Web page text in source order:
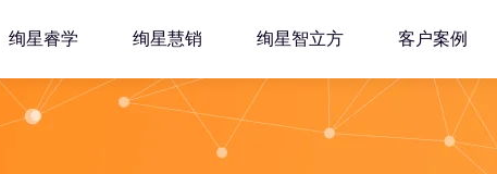
绚星睿学 绚星慧销 绚星智立方 客户案例